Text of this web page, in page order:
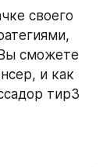
своего
сможете
и как
тир3